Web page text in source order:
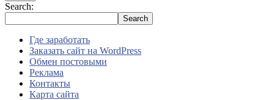
Search:
Где заработать
Заказать сайт на WordPress
Обмен постовыми
Реклама
Контакты
Карта сайта